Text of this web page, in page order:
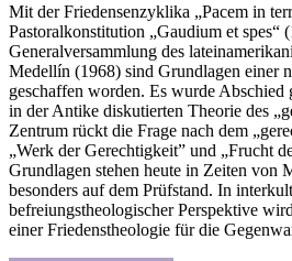
Mit der Friedensenzyklika „Pacem in
Pastoralkonstitution „Gaudium et spes“
Generalversammlung des
Medellín (1968) sind Grundlagen einer
geschaffen worden. Es wurde Abschied
in der Antike diskutierten Theorie des
Zentrum rückt die Frage nach dem
„Werk der Gerechtigkeit” und „Frucht
Grundlagen stehen heute in Zeiten von
besonders auf dem Prüfstand. In
befreiungstheologischer Perspektive
einer Friedenstheologie für die